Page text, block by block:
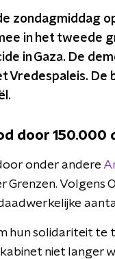
zondagmiddag
in het tweede
in Gaza. De
Vredespaleis. De
door 150.000
onder andere
Grenzen.
hun solidariteit te
niet langer